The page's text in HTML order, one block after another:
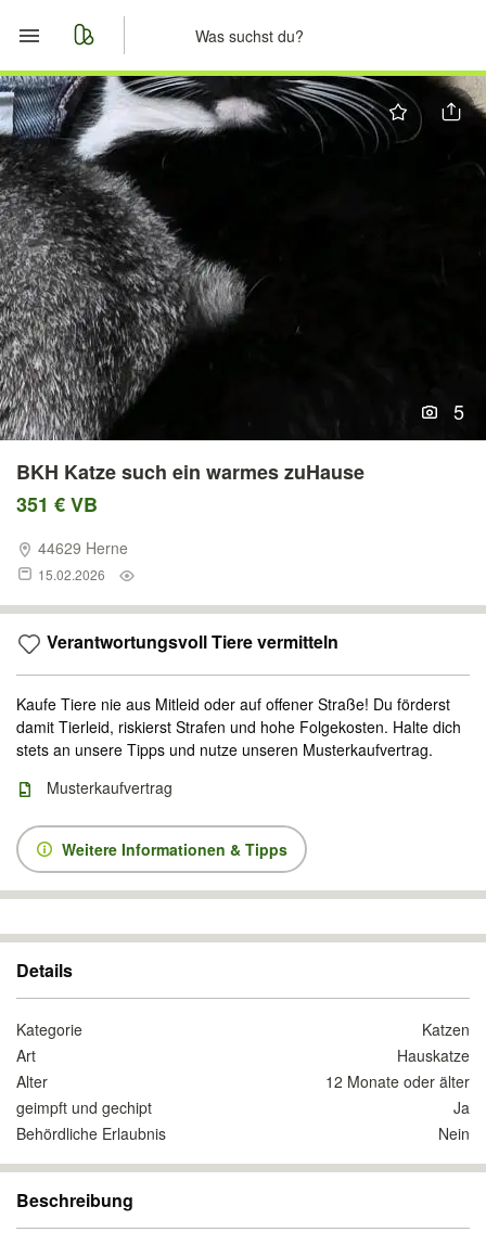
Start
Merkliste
Nachrichten
Anzeige aufgeben
5
BKH Katze such ein warmes zuHause
351 € VB
44629 Herne
15.02.2026
Verantwortungsvoll Tiere vermitteln
Kaufe Tiere nie aus Mitleid oder auf offener Straße! Du förderst
damit Tierleid, riskierst Strafen und hohe Folgekosten. Halte dich
stets an unsere Tipps und nutze unseren Musterkaufvertrag.
Musterkaufvertrag
Weitere Informationen & Tipps
Details
Kategorie
Katzen
Art
Hauskatze
Alter
12 Monate oder älter
geimpft und gechipt
Ja
Behördliche Erlaubnis
Nein
Beschreibung